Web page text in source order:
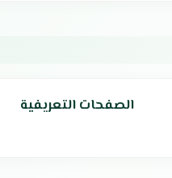
يناسب مختلف
العصرية.
الصفحات التعريفية